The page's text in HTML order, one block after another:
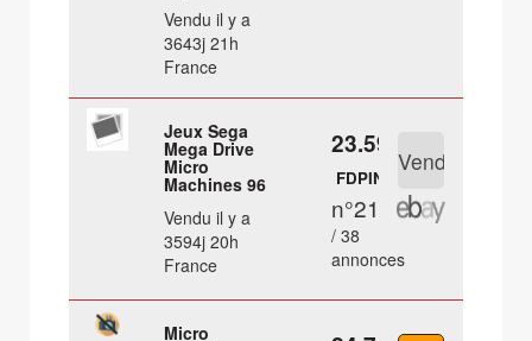
Vendu il y a
3643j 21h
France
Jeux Sega
Mega Drive
Micro
Machines 96
Vendu il y a
3594j 20h
France
23.59 €
FDPIN
n°21
/ 38
annonces
Micro